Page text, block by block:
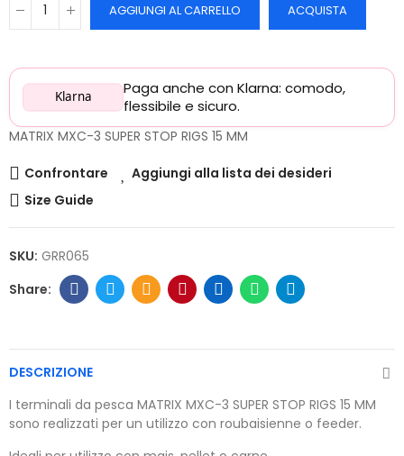
AGGIUNGI AL CARRELLO ACQUISTA
Klarna
Paga anche con Klarna: comodo,
flessibile e sicuro.
MATRIX MXC-3 SUPER STOP RIGS 15 MM
Confrontare
Aggiungi alla lista dei desideri
Size Guide
SKU: GRR065
DESCRIZIONE
I terminali da pesca MATRIX MXC-3 SUPER STOP RIGS 15 MM
sono realizzati per un utilizzo con roubaisienne o feeder.